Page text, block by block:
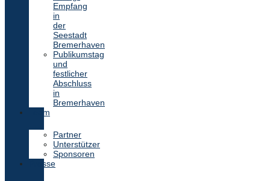
Empfang
in
der
Seestadt
Bremerhaven
Publikumstag
und
festlicher
Abschluss
in
Bremerhaven
Team
Partner
Unterstützer
Sponsoren
Presse